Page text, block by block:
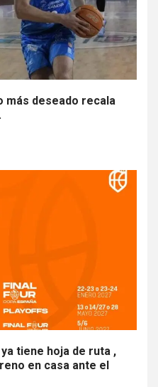
más deseado recala
tiene hoja de ruta ,
en casa ante el